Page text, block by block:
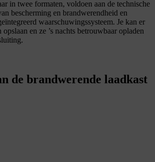
in twee formaten, voldoen aan de technische
bescherming en brandwerendheid en
waarschuwingssysteem. Je kan er
en ze ’s nachts betrouwbaar opladen
de brandwerende laadkast